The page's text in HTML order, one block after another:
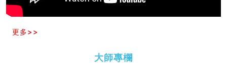
口相與命運
六爻測住宅風水 (五)
一篇文章解答八字命理所有困惑
汽车风水
更多>>
大師專欄